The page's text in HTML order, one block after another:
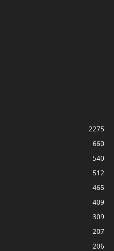
2275
660
540
512
465
409
309
207
206